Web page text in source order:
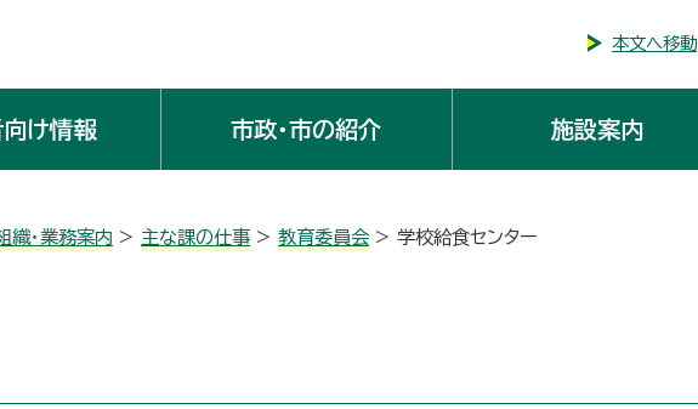
本文へ移動
け情報 市政・市の紹介 施設案内
織・業務案内 > 主な課の仕事 > 教育委員会 > 学校給食センター